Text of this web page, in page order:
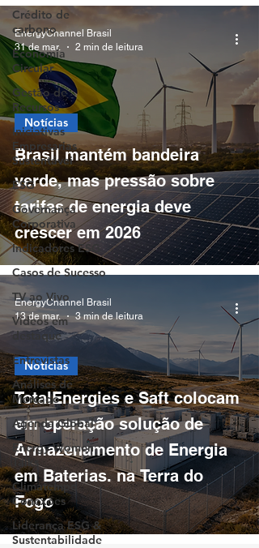
Crédito de
carbono
Economia
Circular
Gestão de
Recursos
Iniciativas
Empresarias
Sustentávei
ESG
Governança
Corporativa
Indicadores ESG
Casos de Sucesso
TV ao Vivo
Vídeos em
destaque
Entrevistas
Análises de
Mercado
Agenda Global
Energy Women
Talks
Climatempo
Conexões
Liderança ESG &
Sustentabilidade
ELÉTRICO
Brasil mantém bandeira
verde, mas pressão sobre
tarifas de energia deve
crescer em 2026
Notícias
EnergyChannel Brasil
31 de mar.
2 min de leitura
TotalEnergies e Saft colocam
em operação solução de
Armazenamento de Energia
em Baterias. na Terra do
Fogo
Notícias
EnergyChannel Brasil
13 de mar.
3 min de leitura